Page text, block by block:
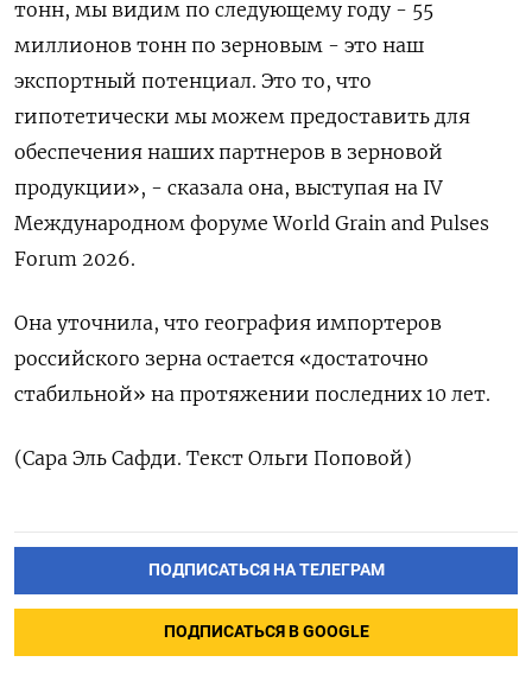
тонн, мы ‍видим по следующему году - 55
миллионов тонн ‌по зерновым - это наш
экспортный потенциал. Это то, что
гипотетически мы можем предоставить для
обеспечения наших партнеров в зерновой
продукции», - сказала она, выступая на ‍IV
Международном форуме ‍World Grain and Pulses
Forum 2026.
Она уточнила, ‍что география импортеров
российского зерна остается «достаточно
стабильной» на протяжении последних ⁠10 лет.
(Сара Эль Сафди. Текст Ольги Поповой)
ПОДПИСАТЬСЯ НА ТЕЛЕГРАМ
ПОДПИСАТЬСЯ В GOOGLE